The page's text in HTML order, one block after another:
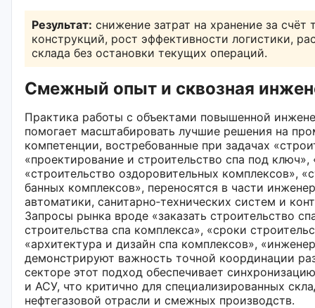
Результат: снижение затрат на хранение за счёт
конструкций, рост эффективности логистики,
склада без остановки текущих операций.
Смежный опыт и сквозная
Практика работы с объектами повышенной
помогает масштабировать лучшие решения на
компетенции, востребованные при задачах
«проектирование и строительство спа под ключ»,
«строительство оздоровительных комплексов»,
банных комплексов», переносятся в части
автоматики, санитарно‑технических систем и
Запросы рынка вроде «заказать строительство
строительства спа комплекса», «сроки
«архитектура и дизайн спа комплексов»,
демонстрируют важность точной координации
секторе этот подход обеспечивает
и АСУ, что критично для специализированных
нефтегазовой отрасли и смежных производств.